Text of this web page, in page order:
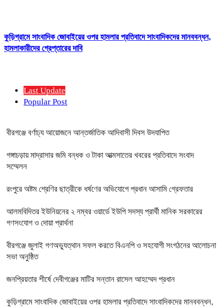
কুড়িগ্রামে সাংবাদিক জোবাইয়ের ওপর হামলার প্রতিবাদে সাংবাদিকদের মানববন্ধন,
হামলাকারীদের গ্রেপ্তারের দাবি
Last Update
Popular Post
বীরগঞ্জে বর্ণাঢ্য আয়োজনে আন্তর্জাতিক আদিবাসী দিবস উদযাপিত
গঙ্গাচড়ায় মাদ্রাসার জমি বন্ধক ও টাকা আত্মসাতের খবরের প্রতিবাদে সংবাদ
সম্মেলন
রংপুরে অষ্টম শ্রেণির ছাত্রীকে ধর্ষণের অভিযোগে প্রধান আসামি গ্রেফতার
আলমবিদিতর ইউনিয়নের ২ নম্বর ওয়ার্ডে ইউপি সদস্য প্রার্থী মানিক সরকারের
গণসংযোগ ও দোয়া প্রার্থনা
বীরগঞ্জে জুলাই গণঅভ্যুত্থান সফল করতে বিএনপি ও সহযোগী সংগঠনের আলোচনা
সভা অনুষ্ঠিত
জনপ্রিয়তার শীর্ষে দেবীগঞ্জের মাটির সন্তান রাসেল আহম্মেদ প্রধান
কুড়িগ্রামে সাংবাদিক জোবাইয়ের ওপর হামলার প্রতিবাদে সাংবাদিকদের মানববন্ধন,